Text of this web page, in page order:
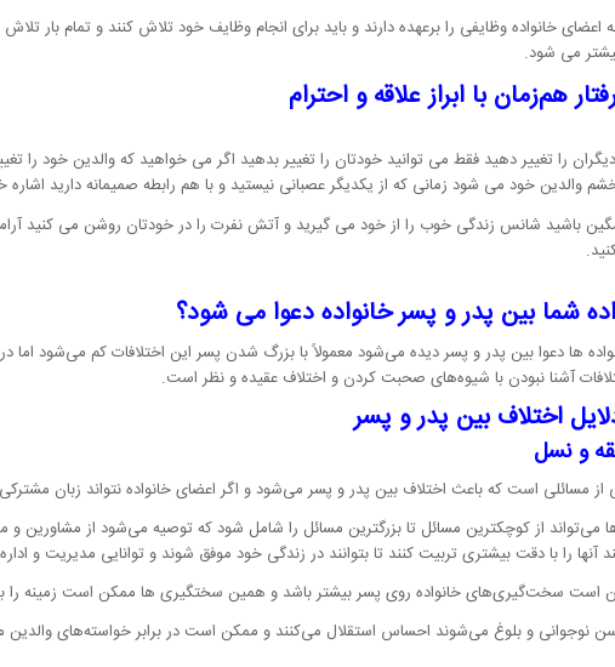
خانواده وظایفی را برعهده دارند و باید برای انجام وظایف خود تلاش ‌کنند و تمام
می شود.
هم‌زمان با ابراز علاقه و احترام
را تغییر دهید فقط می توانید خودتان را تغییر بدهید اگر می خواهید که والدین خود را
والدین خود می شود زمانی که از یکدیگر عصبانی نیستید و با هم رابطه صمیمانه دارید
باشید شانس زندگی خوب را از خود می گیرید و آتش نفرت را در خودتان روشن می کنید
شما بین پدر و پسر خانواده دعوا می شود؟
ها دعوا بین پدر و پسر دیده می‌شود معمولاً با بزرگ شدن پسر این اختلافات کم می‌شود اما
آشنا نبودن با شیوه‌های صحبت کردن و اختلاف عقیده و نظر است.
اختلاف بین پدر و پسر
و نسل
مسائلی است که باعث اختلاف بین پدر و پسر می‌شود و اگر اعضای خانواده نتواند زبان
می‌تواند از کوچکترین مسائل تا بزرگترین مسائل را شامل شود که توصیه می‌شود از
آنها را با دقت بیشتری تربیت کنند تا بتوانند در زندگی خود موفق شوند و توانایی مدیریت و
است سخت‌گیری‌های خانواده روی پسر بیشتر باشد و همین سختگیری ها ممکن است زمینه را
نوجوانی و بلوغ می‌شوند احساس استقلال می‌کنند و ممکن است در برابر خواسته‌های والدین